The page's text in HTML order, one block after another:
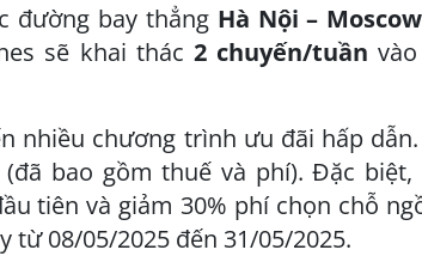
đường bay thẳng Hà Nội –
sẽ khai thác 2 chuyến/tuần
nhiều chương trình ưu đãi hấp
(đã bao gồm thuế và phí). Đặc biệt,
tiên và giảm 30% phí chọn chỗ
từ 08/05/2025 đến 31/05/2025.